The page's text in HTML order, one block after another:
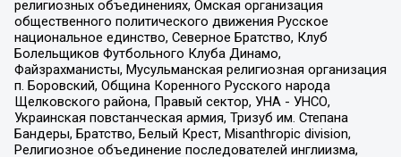
религиозных объединениях, Омская организация
общественного политического движения Русское
национальное единство, Северное Братство, Клуб
Болельщиков Футбольного Клуба Динамо,
Файзрахманисты, Мусульманская религиозная организация
п. Боровский, Община Коренного Русского народа
Щелковского района, Правый сектор, УНА - УНСО,
Украинская повстанческая армия, Тризуб им. Степана
Бандеры, Братство, Белый Крест, Misanthropic division,
Религиозное объединение последователей инглиизма,